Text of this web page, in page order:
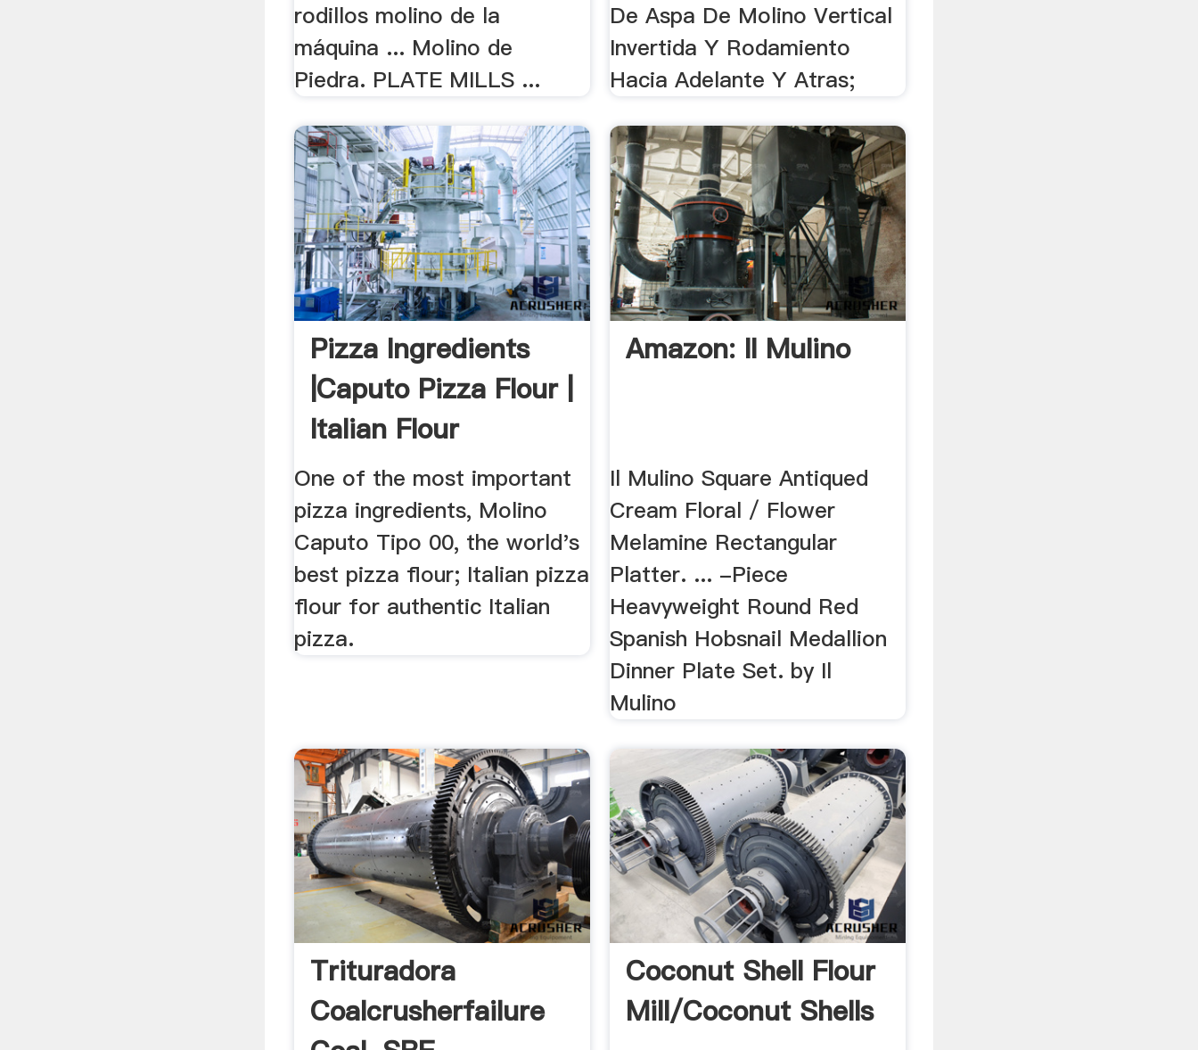
rodillos molino de la
máquina ... Molino de
Piedra. PLATE MILLS ...
De Aspa De Molino Vertical
Invertida Y Rodamiento
Hacia Adelante Y Atras;
Pizza Ingredients
|Caputo Pizza Flour |
Italian Flour
One of the most important
pizza ingredients, Molino
Caputo Tipo 00, the world's
best pizza flour; Italian pizza
flour for authentic Italian
pizza.
Amazon: Il Mulino
Il Mulino Square Antiqued
Cream Floral / Flower
Melamine Rectangular
Platter. ... -Piece
Heavyweight Round Red
Spanish Hobsnail Medallion
Dinner Plate Set. by Il
Mulino
Trituradora
Coalcrusherfailure
Coconut Shell Flour
Mill/Coconut Shells